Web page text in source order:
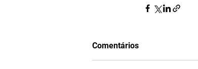
Comentários